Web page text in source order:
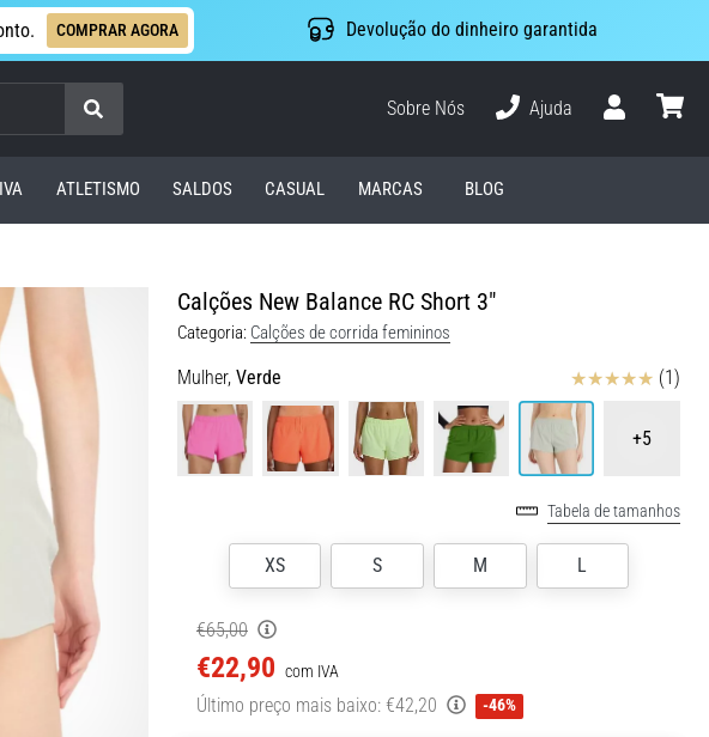
COMPRAR AGORA Devolução do dinheiro garantida
Procurar
Sobre Nós
Ajuda
ATLETISMO SALDOS CASUAL MARCAS BLOG
Calções New Balance RC Short 3"
Categoria: Calções de corrida femininos
Mulher, Verde Avaliação (1)
+5
Tabela de tamanhos
XS S M L
€65,00
€22,90 com IVA
Último preço mais baixo: €42,20 -46%